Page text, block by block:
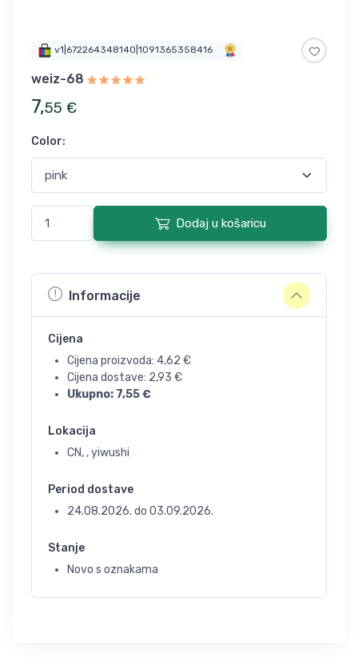
v1|672264348140|1091365358416
weiz-68
7,55 €
Color:
Dodaj u košaricu
Informacije
Cijena
Cijena proizvoda: 4,62 €
Cijena dostave: 2,93 €
Ukupno: 7,55€
Lokacija
CN, , yiwushi
Period dostave
24.08.2026. do 03.09.2026.
Stanje
Novo s oznakama